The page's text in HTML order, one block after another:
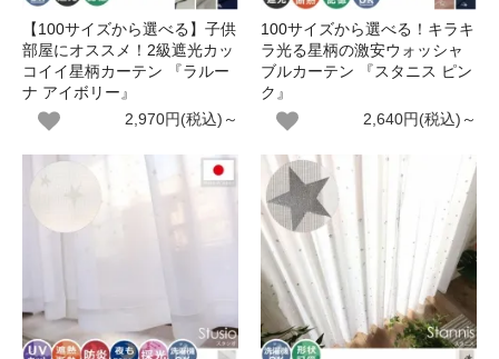
【100サイズから選べる】子供
部屋にオススメ！2級遮光カッ
コイイ星柄カーテン 『ラルー
ナ アイボリー』
2,970円(税込)～
100サイズから選べる！キラキ
ラ光る星柄の激安ウォッシャ
ブルカーテン 『スタニス ピン
ク』
2,640円(税込)～